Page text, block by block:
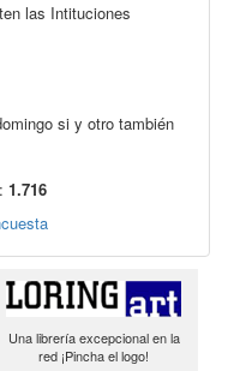
las Intituciones
si y otro también
1.716
Una librería excepcional en la
red ¡Pincha el logo!